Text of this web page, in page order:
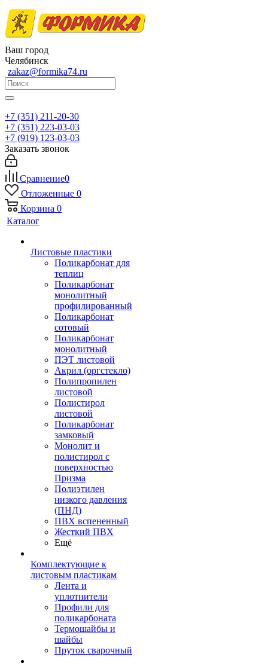
Ваш город
Челябинск
zakaz@formika74.ru
+7 (351) 211-20-30
+7 (351) 223-03-03
+7 (919) 123-03-03
Заказать звонок
Сравнение0
Отложенные 0
Корзина 0
Каталог
Листовые пластики
Поликарбонат для
теплиц
Поликарбонат
монолитный
профилированный
Поликарбонат
сотовый
Поликарбонат
монолитный
ПЭТ листовой
Акрил (оргстекло)
Полипропилен
листовой
Полистирол
листовой
Поликарбонат
замковый
Монолит и
полистирол с
поверхностью
Призма
Полиэтилен
низкого давления
(ПНД)
ПВХ вспененный
Жесткий ПВХ
Ещё
Комплектующие к
листовым пластикам
Лента и
уплотнители
Профили для
поликарбоната
Термошайбы и
шайбы
Пруток сварочный